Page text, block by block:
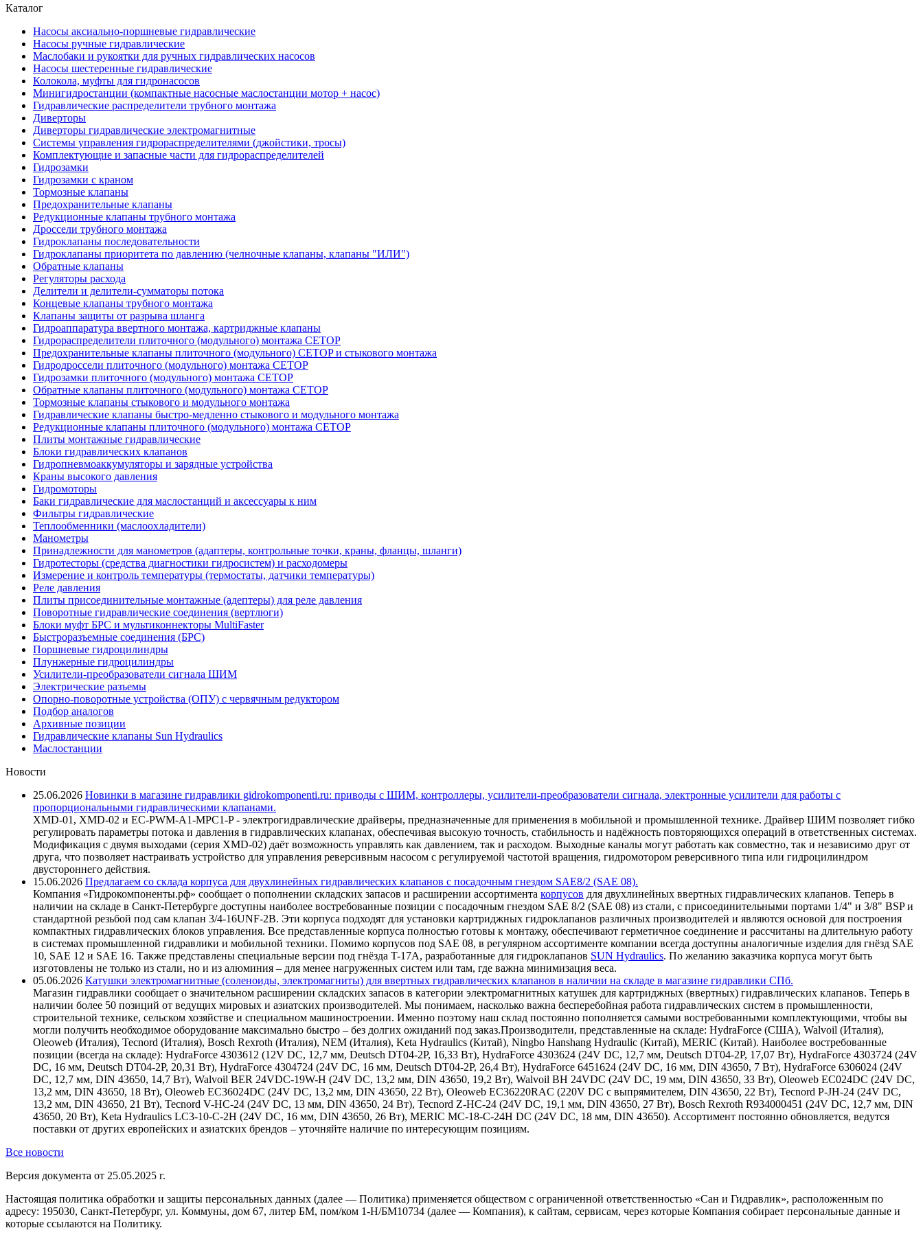
Каталог
Насосы аксиально-поршневые гидравлические
Насосы ручные гидравлические
Маслобаки и рукоятки для ручных гидравлических насосов
Насосы шестеренные гидравлические
Колокола, муфты для гидронасосов
Минигидростанции (компактные насосные маслостанции мотор + насос)
Гидравлические распределители трубного монтажа
Диверторы
Диверторы гидравлические электромагнитные
Системы управления гидрораспределителями (джойстики, тросы)
Комплектующие и запасные части для гидрораспределителей
Гидрозамки
Гидрозамки с краном
Тормозные клапаны
Предохранительные клапаны
Редукционные клапаны трубного монтажа
Дроссели трубного монтажа
Гидроклапаны последовательности
Гидроклапаны приоритета по давлению (челночные клапаны, клапаны "ИЛИ")
Обратные клапаны
Регуляторы расхода
Делители и делители-сумматоры потока
Концевые клапаны трубного монтажа
Клапаны защиты от разрыва шланга
Гидроаппаратура ввертного монтажа, картриджные клапаны
Гидрораспределители плиточного (модульного) монтажa CETOP
Предохранительные клапаны плиточного (модульного) CETOP и стыкового монтажа
Гидродроссели плиточного (модульного) монтажа CETOP
Гидрозамки плиточного (модульного) монтажа CETOP
Обратные клапаны плиточного (модульного) монтажа CETOP
Тормозные клапаны стыкового и модульного монтажа
Гидравлические клапаны быстро-медленно стыкового и модульного монтажа
Редукционные клапаны плиточного (модульного) монтажа CETOP
Плиты монтажные гидравлические
Блоки гидравлических клапанов
Гидропневмоаккумуляторы и зарядные устройства
Краны высокого давления
Гидромоторы
Баки гидравлические для маслостанций и аксессуары к ним
Фильтры гидравлические
Теплообменники (маслоохладители)
Манометры
Принадлежности для манометров (адаптеры, контрольные точки, краны, фланцы, шланги)
Гидротесторы (средства диагностики гидросистем) и расходомеры
Измерение и контроль температуры (термостаты, датчики температуры)
Реле давления
Плиты присоединительные монтажные (адептеры) для реле давления
Поворотные гидравлические соединения (вертлюги)
Блоки муфт БРС и мультиконнекторы MultiFaster
Быстроразъемные соединения (БРС)
Поршневые гидроцилиндры
Плунжерные гидроцилиндры
Усилители-преобразователи сигнала ШИМ
Электрические разъемы
Опорно-поворотные устройства (ОПУ) с червячным редуктором
Подбор аналогов
Архивные позиции
Гидравлические клапаны Sun Hydraulics
Маслостанции
Новости
25.06.2026 Новинки в магазине гидравлики gidrokomponenti.ru: приводы с ШИМ, контроллеры, усилители-преобразователи сигнала, электронные усилители для работы с
пропорциональными гидравлическими клапанами.
XMD-01, XMD-02 и EC-PWM-A1-MPC1-P - электрогидравлические драйверы, предназначенные для применения в мобильной и промышленной технике. Драйвер ШИМ позволяет гибко
регулировать параметры потока и давления в гидравлических клапанах, обеспечивая высокую точность, стабильность и надёжность повторяющихся операций в ответственных системах.
Модификация с двумя выходами (серия XMD-02) даёт возможность управлять как давлением, так и расходом. Выходные каналы могут работать как совместно, так и независимо друг от
друга, что позволяет настраивать устройство для управления реверсивным насосом с регулируемой частотой вращения, гидромотором реверсивного типа или гидроцилиндром
двустороннего действия.
15.06.2026 Предлагаем со склада корпуса для двухлинейных гидравлических клапанов с посадочным гнездом SAE8/2 (SAE 08).
Компания «Гидрокомпоненты.рф» сообщает о пополнении складских запасов и расширении ассортимента корпусов для двухлинейных ввертных гидравлических клапанов. Теперь в
наличии на складе в Санкт-Петербурге доступны наиболее востребованные позиции с посадочным гнездом SAE 8/2 (SAE 08) из стали, с присоединительными портами 1/4" и 3/8" BSP и
стандартной резьбой под сам клапан 3/4-16UNF-2B. Эти корпуса подходят для установки картриджных гидроклапанов различных производителей и являются основой для построения
компактных гидравлических блоков управления. Все представленные корпуса полностью готовы к монтажу, обеспечивают герметичное соединение и рассчитаны на длительную работу
в системах промышленной гидравлики и мобильной техники. Помимо корпусов под SAE 08, в регулярном ассортименте компании всегда доступны аналогичные изделия для гнёзд SAE
10, SAE 12 и SAE 16. Также представлены специальные версии под гнёзда T-17A, разработанные для гидроклапанов SUN Hydraulics. По желанию заказчика корпуса могут быть
изготовлены не только из стали, но и из алюминия – для менее нагруженных систем или там, где важна минимизация веса.
05.06.2026 Катушки электромагнитные (соленоиды, электромагниты) для ввертных гидравлических клапанов в наличии на складе в магазине гидравлики СПб.
Магазин гидравлики сообщает о значительном расширении складских запасов в категории электромагнитных катушек для картриджных (ввертных) гидравлических клапанов. Теперь в
наличии более 50 позиций от ведущих мировых и азиатских производителей. Мы понимаем, насколько важна бесперебойная работа гидравлических систем в промышленности,
строительной технике, сельском хозяйстве и специальном машиностроении. Именно поэтому наш склад постоянно пополняется самыми востребованными комплектующими, чтобы вы
могли получить необходимое оборудование максимально быстро – без долгих ожиданий под заказ.Производители, представленные на складе: HydraForce (США), Walvoil (Италия),
Oleoweb (Италия), Tecnord (Италия), Bosch Rexroth (Италия), NEM (Италия), Keta Hydraulics (Китай), Ningbo Hanshang Hydraulic (Китай), MERIC (Китай). Наиболее востребованные
позиции (всегда на складе): HydraForce 4303612 (12V DC, 12,7 мм, Deutsch DT04-2P, 16,33 Вт), HydraForce 4303624 (24V DC, 12,7 мм, Deutsch DT04-2P, 17,07 Вт), HydraForce 4303724 (24V
DC, 16 мм, Deutsch DT04-2P, 20,31 Вт), HydraForce 4304724 (24V DC, 16 мм, Deutsch DT04-2P, 26,4 Вт), HydraForce 6451624 (24V DC, 16 мм, DIN 43650, 7 Вт), HydraForce 6306024 (24V
DC, 12,7 мм, DIN 43650, 14,7 Вт), Walvoil BER 24VDC-19W-H (24V DC, 13,2 мм, DIN 43650, 19,2 Вт), Walvoil BH 24VDC (24V DC, 19 мм, DIN 43650, 33 Вт), Oleoweb EC024DC (24V DC,
13,2 мм, DIN 43650, 18 Вт), Oleoweb EC36024DC (24V DC, 13,2 мм, DIN 43650, 22 Вт), Oleoweb EC36220RAC (220V DC с выпрямителем, DIN 43650, 22 Вт), Tecnord P-JH-24 (24V DC,
13,2 мм, DIN 43650, 21 Вт), Tecnord V-HC-24 (24V DC, 13 мм, DIN 43650, 24 Вт), Tecnord Z-HC-24 (24V DC, 19,1 мм, DIN 43650, 27 Вт), Bosch Rexroth R934000451 (24V DC, 12,7 мм, DIN
43650, 20 Вт), Keta Hydraulics LC3-10-C-2H (24V DC, 16 мм, DIN 43650, 26 Вт), MERIC MC-18-C-24H DC (24V DC, 18 мм, DIN 43650). Ассортимент постоянно обновляется, ведутся
поставки от других европейских и азиатских брендов – уточняйте наличие по интересующим позициям.
Все новости
Версия документа от 25.05.2025 г.
Настоящая политика обработки и защиты персональных данных (далее — Политика) применяется обществом с ограниченной ответственностью «Сан и Гидравлик», расположенным по
адресу: 195030, Санкт-Петербург, ул. Коммуны, дом 67, литер БМ, пом/ком 1-Н/БМ10734 (далее — Компания), к сайтам, сервисам, через которые Компания собирает персональные данные и
которые ссылаются на Политику.